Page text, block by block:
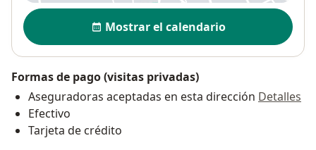
Disponibilidad
Mostrar el calendario
Formas de pago (visitas privadas)
Aseguradoras aceptadas en esta dirección Detalles
Efectivo
Tarjeta de crédito